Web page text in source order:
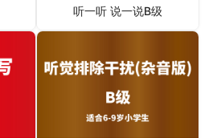
听一听 说一说B级